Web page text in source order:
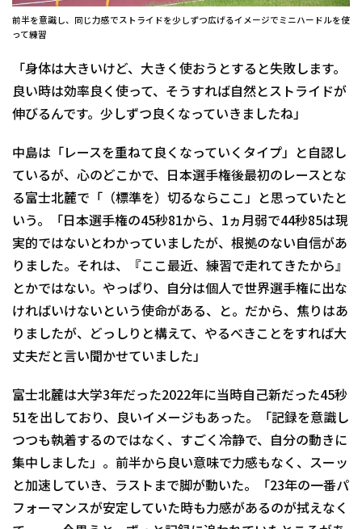
前半を意識し、同じ力感でストライドを少しずつ広げるイメージでミニハードルを使
って練習
「身体は大きいけど、大きく使おうとすると失敗します。
良い時は効率良く使って、そうすれば自然とストライドが
伸びるんです。少しずつ良くなっていきましたね」
中島は「レースを重ねて良くなっていくタイプ」と自認し
ているが、心のどこかで、日本選手権後最初のレースとな
る富士北麓で「（標準を）切るならここ」と思っていたと
いう。「日本選手権の45秒81から、1ヵ月弱で44秒85は現
実的ではないとわかっていましたが、根拠のない自信があ
りました。それは、『ここ最近、練習で走れてきたから』
とかではない。やっぱり、自分は個人で世界選手権に出な
ければいけないという使命がある、と。だから、焦りはあ
りましたが、どっしりと構えて、やるべきことをすれば大
丈夫だと言い聞かせていました」
富士北麓は大学3年だった2022年に当時自己新だった45秒
51を出しており、良いイメージもあった。「記録を意識し
つつも執着するのではなく、すごく冷静で、自分の動きに
集中しました」。前半から良い意味で力感もなく、スーッ
と加速していき、ラストまで脚が動いた。「23年の一番パ
フォーマンスが安定していた時も力感があるのが拭えなく